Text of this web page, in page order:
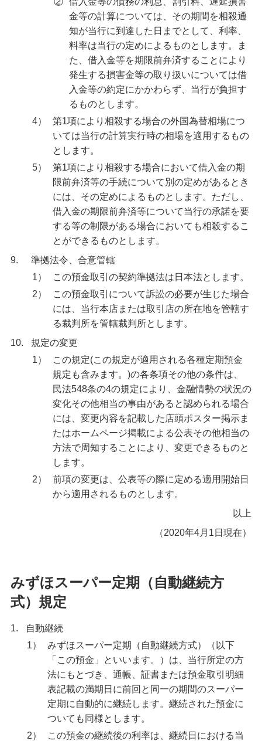
金等の計算については、その期間を相殺通
知が当行に到達した日までとして、利率、
料率は当行の定めによるものとします。ま
た、借入金等を期限前弁済することにより
発生する損害金等の取り扱いについては借
入金等の約定にかかわらず、当行が負担す
るものとします。
4）
第1項により相殺する場合の外国為替相場につ
いては当行の計算実行時の相場を適用するもの
とします。
5）
第1項により相殺する場合において借入金の期
限前弁済等の手続について別の定めがあるとき
には、その定めによるものとします。ただし、
借入金の期限前弁済等について当行の承諾を要
する等の制限がある場合においても相殺するこ
とができるものとします。
9.
準拠法令、合意管轄
1）
この預金取引の契約準拠法は日本法とします。
2）
この預金取引について訴訟の必要が生じた場合
には、当行本店または取引店の所在地を管轄す
る裁判所を管轄裁判所とします。
10.
規定の変更
1）
この規定(この規定が適用される各種定期預金
規定も含みます。)の各条項その他の条件は、
民法548条の4の規定により、金融情勢の状況の
変化その他相当の事由があると認められる場合
には、変更内容を記載した店頭ポスター掲示ま
たはホームページ掲載による公表その他相当の
方法で周知することにより、変更できるものと
します。
2）
前項の変更は、公表等の際に定める適用開始日
から適用されるものとします。
以上
（2020年4月1日現在）
みずほスーパー定期（自動継続方
式）規定
1.
自動継続
1）
みずほスーパー定期（自動継続方式）（以下
「この預金」といいます。）は、当行所定の方
法にもとづき、通帳、証書または預金取引明細
表記載の満期日に前回と同一の期間のスーパー
定期に自動的に継続します。継続された預金に
ついても同様とします。
2）
この預金の継続後の利率は、継続日における当